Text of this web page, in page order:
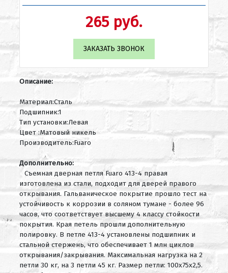
265 руб.
ЗАКАЗАТЬ ЗВОНОК
Описание:
Материал:Сталь
Подшипник:1
Тип установки:Левая
Цвет :Матовый никель
Производитель:Fuaro
Дополнительно:
Съемная дверная петля Fuaro 413-4 правая
изготовлена из стали, подходит для дверей правого
открывания. Гальваническое покрытие прошло тест на
устойчивость к коррозии в соляном тумане - более 96
часов, что соответствует высшему 4 классу стойкости
покрытия. Края петель прошли дополнительную
полировку. В петле 413-4 установлены подшипник и
стальной стержень, что обеспечивает 1 млн циклов
открывания/закрывания. Максимальная нагрузка на 2
петли 30 кг, на 3 петли 45 кг. Размер петли: 100x75x2,5.